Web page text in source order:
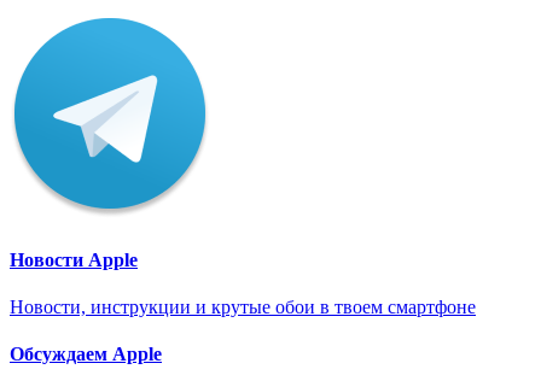
Новости Apple
Новости, инструкции и крутые обои в твоем смартфоне
Обсуждаем Apple